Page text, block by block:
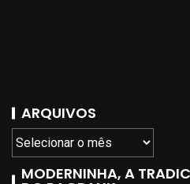
ARQUIVOS
MODERNINHA, A